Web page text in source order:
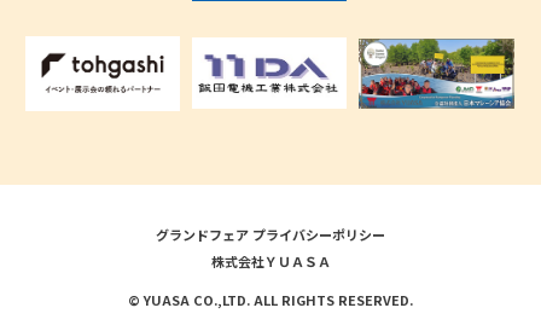
グランドフェア プライバシーポリシー
株式会社ＹＵＡＳＡ
© YUASA CO.,LTD. ALL RIGHTS RESERVED.